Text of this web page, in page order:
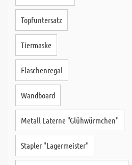
Topfuntersatz
Tiermaske
Flaschenregal
Wandboard
Metall Laterne "Glühwürmchen"
Stapler "Lagermeister"